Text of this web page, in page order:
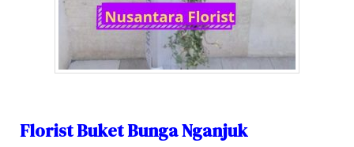
Florist Buket Bunga Nganjuk